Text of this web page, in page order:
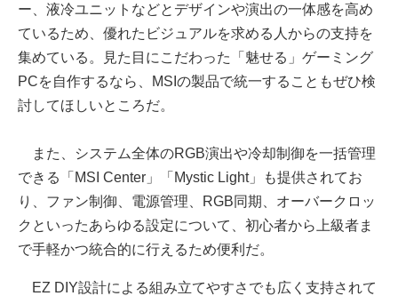
ー、液冷ユニットなどとデザインや演出の一体感を高め
ているため、優れたビジュアルを求める人からの支持を
集めている。見た目にこだわった「魅せる」ゲーミング
PCを自作するなら、MSIの製品で統一することもぜひ検
討してほしいところだ。
また、システム全体のRGB演出や冷却制御を一括管理
できる「MSI Center」「Mystic Light」も提供されてお
り、ファン制御、電源管理、RGB同期、オーバークロッ
クといったあらゆる設定について、初心者から上級者ま
で手軽かつ統合的に行えるため便利だ。
EZ DIY設計による組み立てやすさでも広く支持されて